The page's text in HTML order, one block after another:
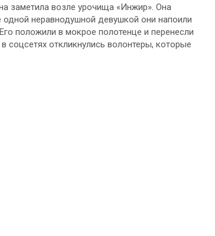
заметила возле урочища «Инжир». Она
неравнодушной девушкой они напоили
положили в мокрое полотенце и перенесли
откликнулись волонтеры, которые